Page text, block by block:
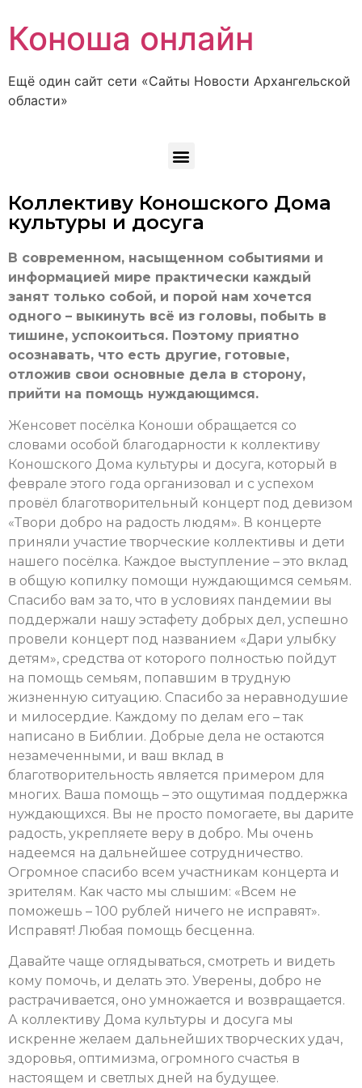
Коноша онлайн
Ещё один сайт сети «Сайты Новости Архангельской
области»
Коллективу Коношского Дома
культуры и досуга
В современном, насыщенном событиями и
информацией мире практически каждый
занят только собой, и порой нам хочется
одного – выкинуть всё из головы, побыть в
тишине, успокоиться. Поэтому приятно
осознавать, что есть другие, готовые,
отложив свои основные дела в сторону,
прийти на помощь нуждающимся.
Женсовет посёлка Коноши обращается со
словами особой благодарности к коллективу
Коношского Дома культуры и досуга, который в
феврале этого года организовал и с успехом
провёл благотворительный концерт под девизом
«Твори добро на радость людям». В концерте
приняли участие творческие коллективы и дети
нашего посёлка. Каждое выступление – это вклад
в общую копилку помощи нуждающимся семьям.
Спасибо вам за то, что в условиях пандемии вы
поддержали нашу эстафету добрых дел, успешно
провели концерт под названием «Дари улыбку
детям», средства от которого полностью пойдут
на помощь семьям, попавшим в трудную
жизненную ситуацию. Спасибо за неравнодушие
и милосердие. Каждому по делам его – так
написано в Библии. Добрые дела не остаются
незамеченными, и ваш вклад в
благотворительность является примером для
многих. Ваша помощь – это ощутимая поддержка
нуждающихся. Вы не просто помогаете, вы дарите
радость, укрепляете веру в добро. Мы очень
надеемся на дальнейшее сотрудничество.
Огромное спасибо всем участникам концерта и
зрителям. Как часто мы слышим: «Всем не
поможешь – 100 рублей ничего не исправят».
Исправят! Любая помощь бесценна.
Давайте чаще оглядываться, смотреть и видеть
кому помочь, и делать это. Уверены, добро не
растрачивается, оно умножается и возвращается.
А коллективу Дома культуры и досуга мы
искренне желаем дальнейших творческих удач,
здоровья, оптимизма, огромного счастья в
настоящем и светлых дней на будущее.